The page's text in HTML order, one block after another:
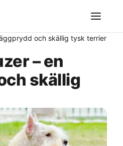
Meny
och skällig tysk terrier
– en
skällig